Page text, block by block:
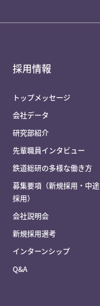
採用情報
トップメッセージ
会社データ
研究部紹介
先輩職員インタビュー
鉄道総研の多様な働き方
募集要項（新規採用・中途
採用）
会社説明会
新規採用選考
インターンシップ
Q&A